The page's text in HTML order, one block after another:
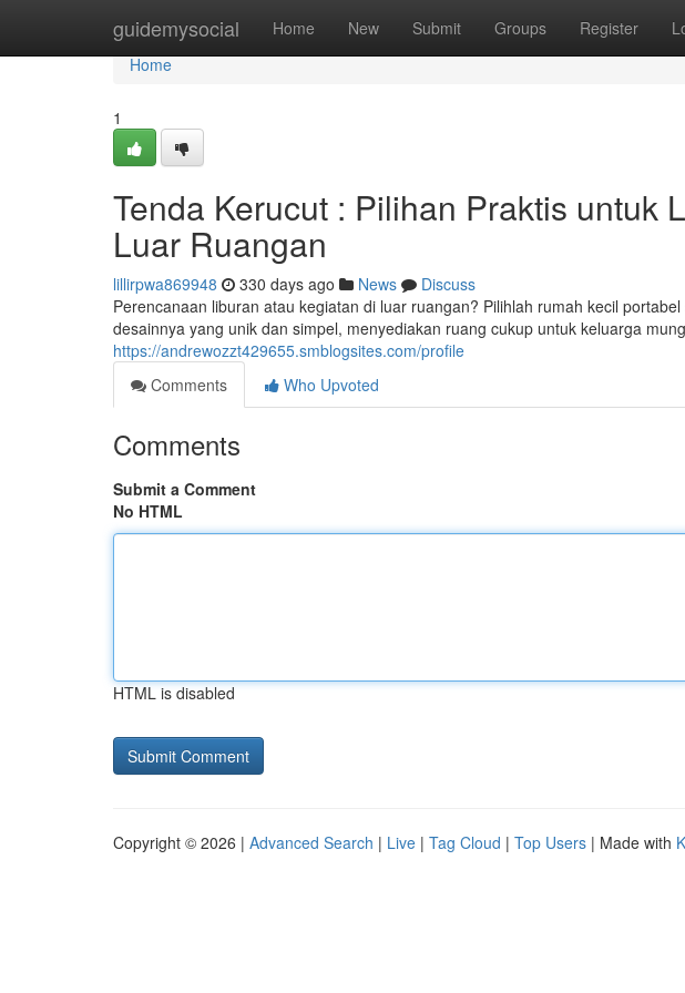
guidemysocial Home New Submit Groups Register
Home
Home
1
Tenda Kerucut : Pilihan Praktis untuk
Luar Ruangan
lillirpwa869948 330 days ago News
Discuss
Perencanaan liburan atau kegiatan di luar ruangan? Pilihlah rumah kecil
desainnya yang unik dan simpel, menyediakan ruang cukup untuk keluarga
https://andrewozzt429655.smblogsites.com/profile
Comments
Who Upvoted
Comments
Submit a Comment
No HTML
HTML is disabled
Copyright © 2026 | Advanced Search | Live | Tag Cloud | Top Users | Made with